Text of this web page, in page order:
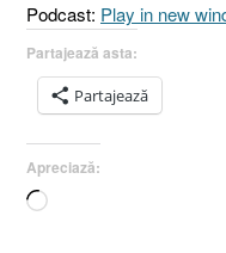
Podcast: Play in new
Partajează asta:
Partajează
Apreciază:
Încarc...